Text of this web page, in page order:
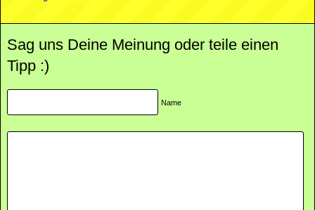
Sag uns Deine Meinung oder teile einen
Tipp :)
Name